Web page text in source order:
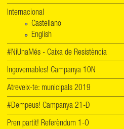
Internacional
Castellano
English
#NiUnaMés - Caixa de Resistència
Ingovernables! Campanya 10N
Atreveix-te: municipals 2019
#Dempeus! Campanya 21-D
Pren partit! Referèndum 1-O